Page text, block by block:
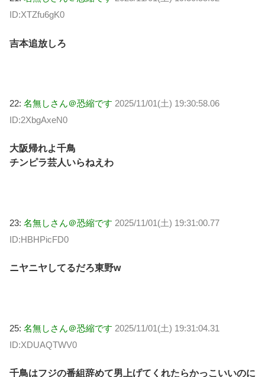
ID:XTZfu6gK0
吉本追放しろ
22: 名無しさん＠恐縮です 2025/11/01(土) 19:30:58.06
ID:2XbgAxeN0
大阪帰れよ千鳥
チンピラ芸人いらねえわ
23: 名無しさん＠恐縮です 2025/11/01(土) 19:31:00.77
ID:HBHPicFD0
ニヤニヤしてるだろ東野w
25: 名無しさん＠恐縮です 2025/11/01(土) 19:31:04.31
ID:XDUAQTWV0
千鳥はフジの番組辞めて男上げてくれたらかっこいいのに